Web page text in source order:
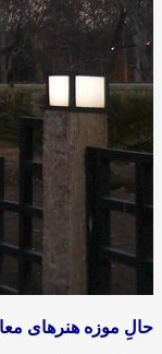
حالِ موزه هنرهای